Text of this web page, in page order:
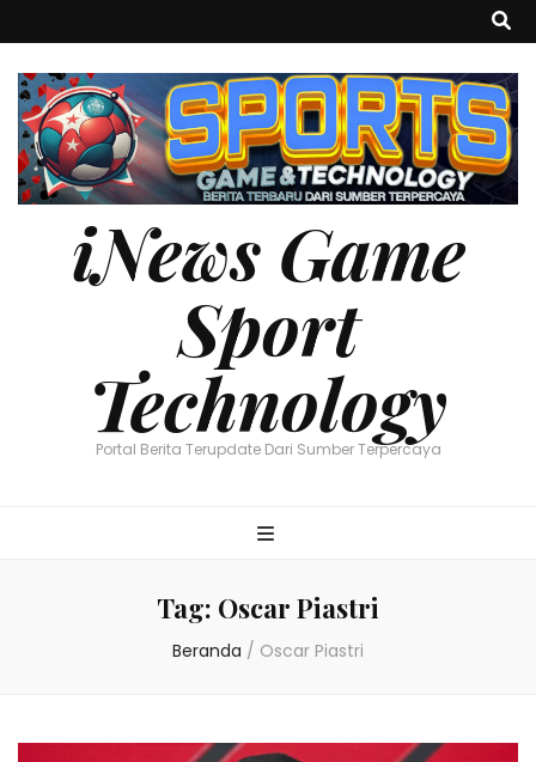
iNews Game
Sport
Technology
Portal Berita Terupdate Dari Sumber Terpercaya
Tag: Oscar Piastri
Beranda / Oscar Piastri